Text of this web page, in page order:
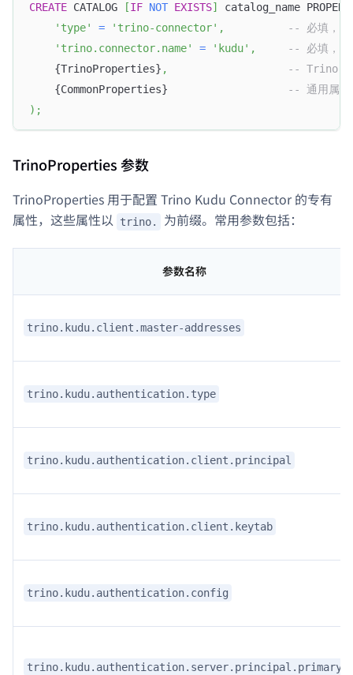
CREATE CATALOG [IF NOT EXISTS]
catalog_name
'type'
= 'trino-connector' ,
-- 必填，固
'trino.connector.name'
= 'kudu' ,
-- 必填，固
    {TrinoProperties}
,
-- Trino
    {CommonProperties}
-- 通用属性
) ;
TrinoProperties 参数
TrinoProperties 用于配置 Trino Kudu Connector 的专有
属性，这些属性以
trino. 为前缀。常用参数包括：
参数名称
trino.kudu.client.master-addresses
trino.kudu.authentication.type
trino.kudu.authentication.client.principal
trino.kudu.authentication.client.keytab
trino.kudu.authentication.config
trino.kudu.authentication.server.principal.primary